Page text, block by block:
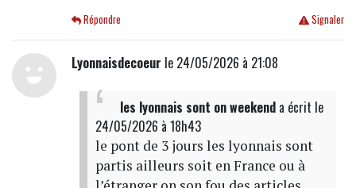
Signaler
Répondre
Lyonnaisdecoeur le 24/05/2026 à 21:08
les lyonnais sont on weekenda écrit le
24/05/2026 à 18h43
le pont de 3 jours les lyonnais sont
partis ailleurs soit en France ou à